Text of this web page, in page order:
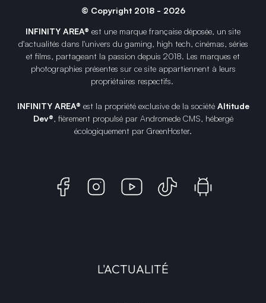
© Copyright 2018 - 2026
INFINITY AREA® est une marque française déposée, un site
d'actualités dans l'univers du gaming, high tech, cinémas, séries
et films, partageant la passion depuis 2018. Les marques et
photographies présentes sur ce site appartiennent à leurs
propriétaires respectifs.
INFINITY AREA® est la propriété exclusive de la société Altitude
Dev®, fièrement propulsé par Andromede CMS, hébergé
écologiquement par GreenHoster.
L'ACTUALITÉ